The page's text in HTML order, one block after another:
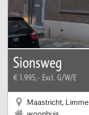
Sionsweg
€ 1.995,- Excl. G/W/E
Maastricht, Limmel